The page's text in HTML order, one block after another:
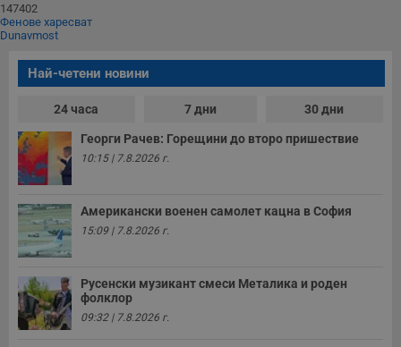
147402
Фенове харесват
Dunavmost
Най-четени новини
24 часа 7 дни 30 дни
Георги Рачев: Горещини до второ пришествие
10:15 | 7.8.2026 г.
Американски военен самолет кацна в София
15:09 | 7.8.2026 г.
Русенски музикант смеси Металика и роден
фолклор
09:32 | 7.8.2026 г.